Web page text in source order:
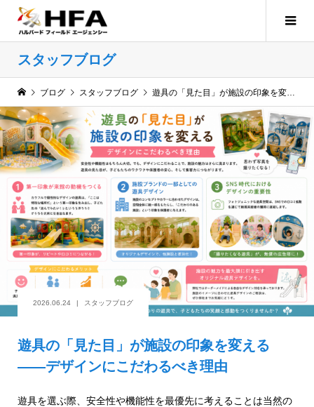
スタッフブログ
ブログ スタッフブログ 遊具の「見た目」が施設の印象を変える——デザインにこだわるべき理由
2026.06.24 スタッフブログ
遊具の「見た目」が施設の印象を変える
——デザインにこだわるべき理由
遊具を選ぶ際、安全性や機能性を最優先に考えることは当然の